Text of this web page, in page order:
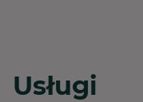
Usługi